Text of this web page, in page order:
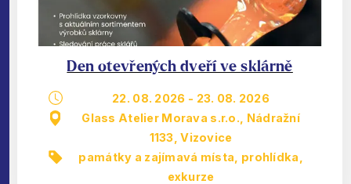
Den otevřených dveří ve sklárně
22. 08. 2026 - 23. 08. 2026
Glass Atelier Morava s.r.o., Nádražní
1133, Vizovice
památky a zajímavá místa
prohlídka,
exkurze